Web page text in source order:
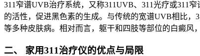
311窄谱UVB治疗系统，又称311UVB、311光疗或311
的活性，促进黑色素的生成。与传统的宽谱UVB相比
等多种皮肤病。相对而言，躯干和四肢等部位的白癜风
二、 家用311治疗仪的优点与局限